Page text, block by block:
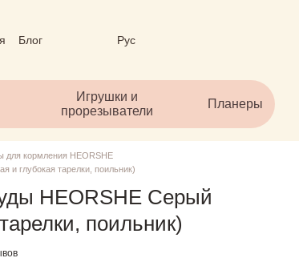
Блог
Рус
Игрушки и
прорезыватели
Планеры
для кормления HEORSHE
и глубокая тарелки, поильник)
HEORSHE Серый
поильник)